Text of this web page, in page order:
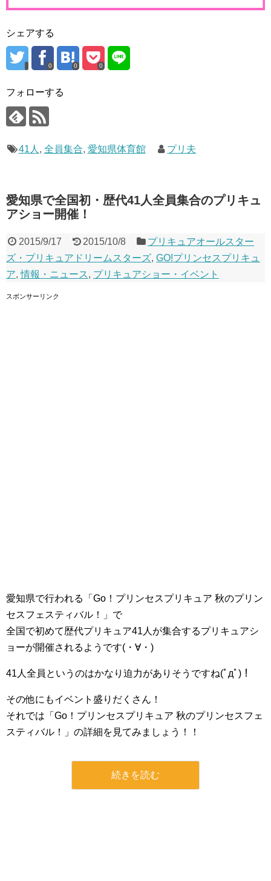
シェアする
0 0 0
フォローする
41人 , 全員集合, 愛知県体育館 プリ夫
愛知県で全国初・歴代41人全員集合のプリキュ
アショー開催！
2015/9/17 2015/10/8
プリキュアオールスター
ズ・プリキュアドリームスターズ, GO!プリンセスプリキュ
ア,情報・ニュース, プリキュアショー・イベント
スポンサーリンク
愛知県で行われる「Go！プリンセスプリキュア 秋のプリン
セスフェスティバル！」で
全国で初めて歴代プリキュア41人が集合するプリキュアシ
ョーが開催されるようです(・∀・)
41人全員というのはかなり迫力がありそうですね(ﾟдﾟ)！
その他にもイベント盛りだくさん！
それでは「Go！プリンセスプリキュア 秋のプリンセスフェ
スティバル！」の詳細を見てみましょう！！
続きを読む